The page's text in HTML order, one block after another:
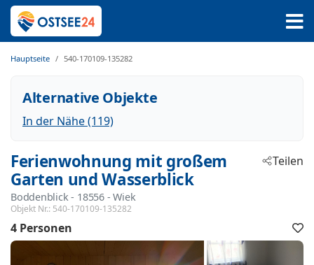
Hauptseite 540-170109-135282
Alternative Objekte
In der Nähe (119)
Ferienwohnung mit großem
Garten und Wasserblick
Boddenblick - 18556 - Wiek
Objekt Nr.: 540-170109-135282
Teilen
4 Personen